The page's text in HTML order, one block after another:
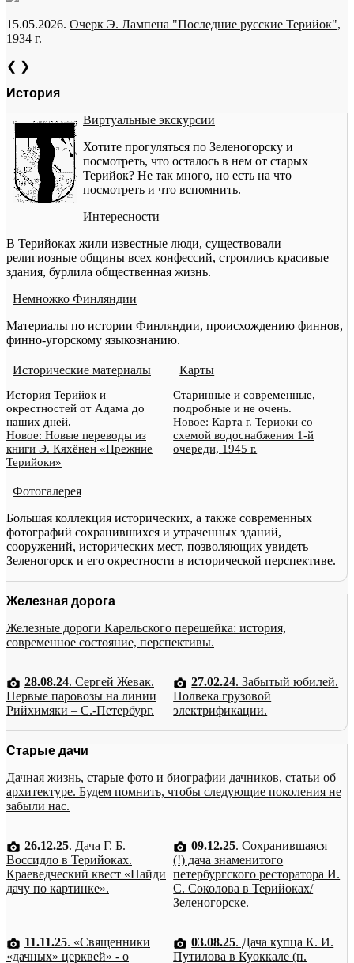
15.05.2026. Очерк Э. Лампена "Последние русские Терийок",
1934 г.
❮ ❯
История
Виртуальные экскурсии
Хотите прогуляться по Зеленогорску и
посмотреть, что осталось в нем от старых
Терийок? Не так много, но есть на что
посмотреть и что вспомнить.
Интересности
В Терийоках жили известные люди, существовали
религиозные общины всех конфессий, строились красивые
здания, бурлила общественная жизнь.
Немножко Финляндии
Материалы по истории Финляндии, происхождению финнов,
финно-угорскому языкознанию.
Исторические материалы
История Терийок и
окрестностей от Адама до
наших дней.
Новое: Новые переводы из
книги Э. Кяхёнен «Прежние
Терийоки»
Карты
Старинные и современные,
подробные и не очень.
Новое: Карта г. Териоки со
схемой водоснабжения 1-й
очереди, 1945 г.
Фотогалерея
Большая коллекция исторических, а также современных
фотографий сохранившихся и утраченных зданий,
сооружений, исторических мест, позволяющих увидеть
Зеленогорск и его окрестности в исторической перспективе.
Железная дорога
Железные дороги Карельского перешейка: история,
современное состояние, перспективы.
28.08.24. Сергей Жевак.
Первые паровозы на линии
Рийхимяки – С.-Петербург.
27.02.24. Забытый юбилей.
Полвека грузовой
электрификации.
Старые дачи
Дачная жизнь, старые фото и биографии дачников, статьи об
архитектуре. Будем помнить, чтобы следующие поколения не
забыли нас.
26.12.25. Дача Г. Б.
Воссидло в Терийоках.
Краеведческий квест «Найди
дачу по картинке».
09.12.25. Сохранившаяся
(!) дача знаменитого
петербургского ресторатора И.
С. Соколова в Терийоках/
Зеленогорске.
11.11.25. «Священники
«дачных» церквей» - о
03.08.25. Дача купца К. И.
Путилова в Куоккале (п.